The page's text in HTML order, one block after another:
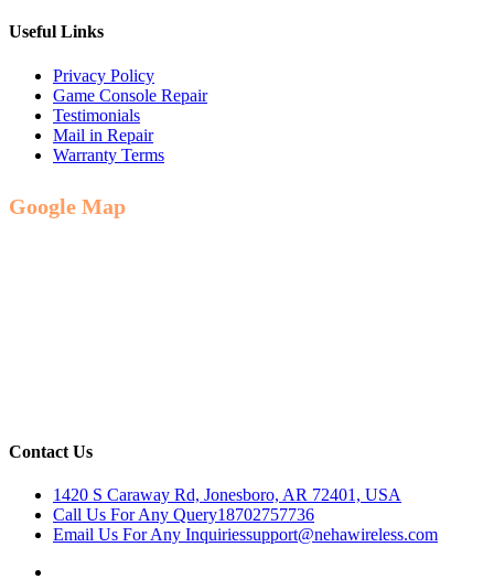
Useful Links
Privacy Policy
Game Console Repair
Testimonials
Mail in Repair
Warranty Terms
Google Map
Contact Us
1420 S Caraway Rd, Jonesboro, AR 72401, USA
Call Us For Any Query18702757736
Email Us For Any Inquiriessupport@nehawireless.com